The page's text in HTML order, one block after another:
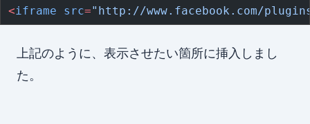
<iframe src="http://www.facebook.com/
上記のように、表示させたい箇所に挿入しまし
た。